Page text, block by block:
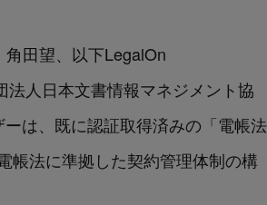
田望、以下LegalOn
人日本文書情報マネジメント協
は、既に認証取得済みの「電帳法
帳法に準拠した契約管理体制の構